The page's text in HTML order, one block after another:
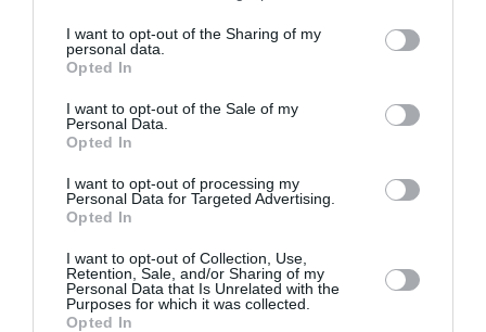
I want to opt-out of the Sharing of my
personal data.
Opted In
I want to opt-out of the Sale of my
Personal Data.
Opted In
I want to opt-out of processing my
Personal Data for Targeted Advertising.
Opted In
I want to opt-out of Collection, Use,
Retention, Sale, and/or Sharing of my
Personal Data that Is Unrelated with the
Purposes for which it was collected.
Opted In
ΠΟΛΙΤΙΣΤΙΚΟ ΙΔΡΥΜΑ ΟΜΙΛΟΥ ΠΕΙΡΑΙΩΣ (ΠΙΟΠ)
Κάθε βδομάδα στο e-mail σας τα τελευταία νέα για
την Τέχνη και τον Πολιτισμό!
Ακολουθήστε το Culturenow.gr